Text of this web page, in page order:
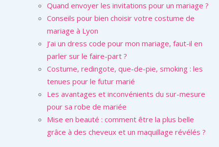
Quand envoyer les invitations pour un mariage ?
Conseils pour bien choisir votre costume de
mariage à Lyon
J’ai un dress code pour mon mariage, faut-il en
parler sur le faire-part ?
Costume, redingote, que-de-pie, smoking : les
tenues pour le futur marié
Les avantages et inconvénients du sur-mesure
pour sa robe de mariée
Mise en beauté : comment être la plus belle
grâce à des cheveux et un maquillage révélés ?